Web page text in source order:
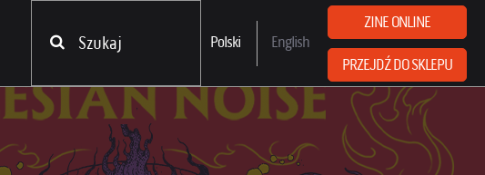
Polski English
ZINE ONLINE
PRZEJDŹ DO SKLEPU